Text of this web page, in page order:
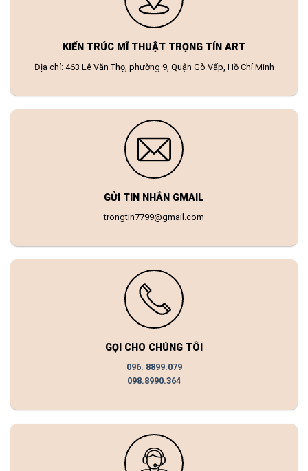
KIẾN TRÚC MĨ THUẬT TRỌNG TÍN ART
Địa chỉ: 463 Lê Văn Thọ, phường 9, Quận Gò Vấp, Hồ Chí Minh
GỬI TIN NHẮN GMAIL
trongtin7799@gmail.com
GỌI CHO CHÚNG TÔI
096. 8899.079
098.8990.364